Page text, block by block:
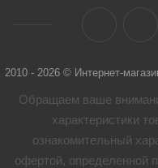
2010 - 2026 © Интернет-
Обращаем ваше
характеристики
ознакомительный
офертой, определенной